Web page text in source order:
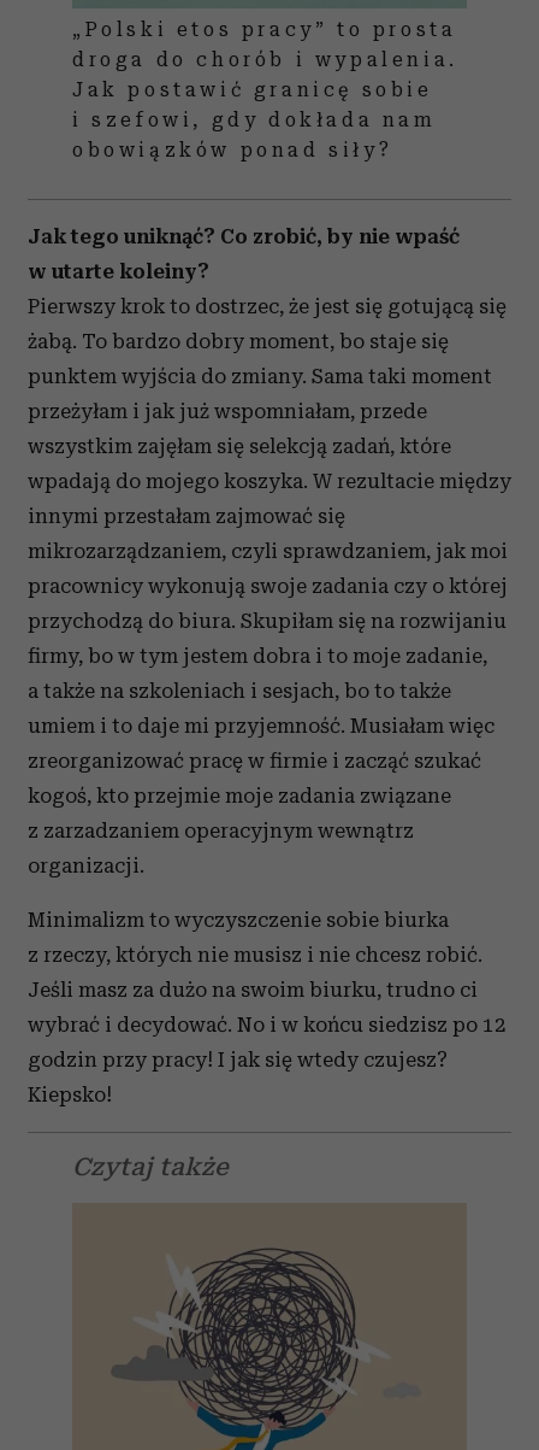
„Polski etos pracy” to prosta
droga do chorób i wypalenia.
Jak postawić granicę sobie
i szefowi, gdy dokłada nam
obowiązków ponad siły?
Jak tego uniknąć? Co zrobić, by nie wpaść
w utarte koleiny?
Pierwszy krok to dostrzec, że jest się gotującą się
żabą. To bardzo dobry moment, bo staje się
punktem wyjścia do zmiany. Sama taki moment
przeżyłam i jak już wspomniałam, przede
wszystkim zajęłam się selekcją zadań, które
wpadają do mojego koszyka. W rezultacie między
innymi przestałam zajmować się
mikrozarządzaniem, czyli sprawdzaniem, jak moi
pracownicy wykonują swoje zadania czy o której
przychodzą do biura. Skupiłam się na rozwijaniu
firmy, bo w tym jestem dobra i to moje zadanie,
a także na szkoleniach i sesjach, bo to także
umiem i to daje mi przyjemność. Musiałam więc
zreorganizować pracę w firmie i zacząć szukać
kogoś, kto przejmie moje zadania związane
z zarzadzaniem operacyjnym wewnątrz
organizacji.
Minimalizm to wyczyszczenie sobie biurka
z rzeczy, których nie musisz i nie chcesz robić.
Jeśli masz za dużo na swoim biurku, trudno ci
wybrać i decydować. No i w końcu siedzisz po 12
godzin przy pracy! I jak się wtedy czujesz?
Kiepsko!
Czytaj także